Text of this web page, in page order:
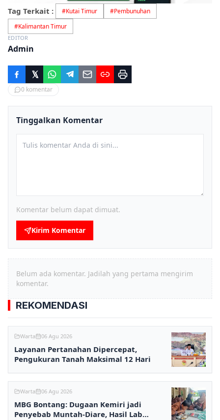
Tag Terkait : #Kutai Timur #Pembunuhan
#Kalimantan Timur
EDITOR
Admin
0 komentar
Tinggalkan Komentar
Komentar belum dapat dimuat.
Kirim Komentar
Belum ada komentar. Jadilah yang pertama mengirim
komentar.
REKOMENDASI
Warta 06 Agu 2026
Layanan Pertanahan Dipercepat,
Pengukuran Tanah Maksimal 12 Hari
Warta 06 Agu 2026
MBG Bontang: Dugaan Kemiri jadi
Penyebab Muntah-Diare, Hasil Lab